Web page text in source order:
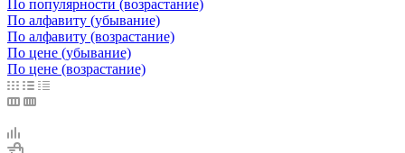
По популярности (возрастание)
По алфавиту (убывание)
По алфавиту (возрастание)
По цене (убывание)
По цене (возрастание)